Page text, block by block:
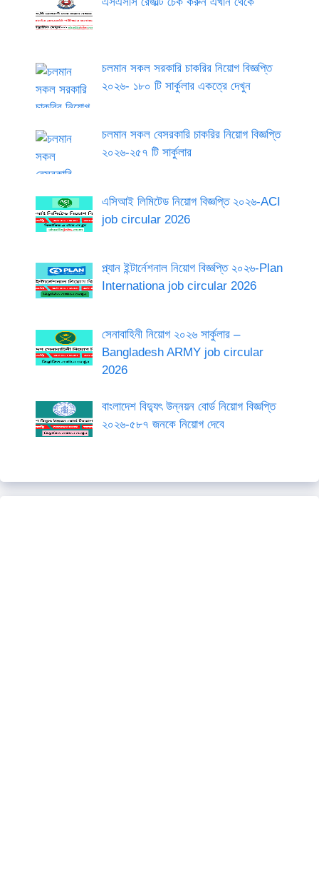
চলমান সকল সরকারি চাকরির নিয়োগ বিজ্ঞপ্তি
২০২৬- ১৮০ টি সার্কুলার একত্রে দেখুন
চলমান সকল বেসরকারি চাকরির নিয়োগ বিজ্ঞপ্তি
২০২৬-২৫৭ টি সার্কুলার
এসিআই লিমিটেড নিয়োগ বিজ্ঞপ্তি ২০২৬-ACI
job circular 2026
প্ল্যান ইন্টার্নেশনাল নিয়োগ বিজ্ঞপ্তি ২০২৬-Plan
Internationa job circular 2026
সেনাবাহিনী নিয়োগ ২০২৬ সার্কুলার –
Bangladesh ARMY job circular
2026
বাংলাদেশ বিদ্যুৎ উন্নয়ন বোর্ড নিয়োগ বিজ্ঞপ্তি
২০২৬-৫৮৭ জনকে নিয়োগ দেবে